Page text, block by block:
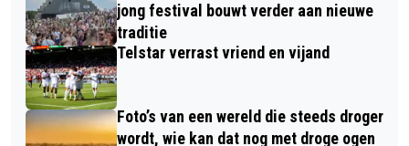
jong festival bouwt verder aan nieuwe
traditie
Telstar verrast vriend en vijand
Foto’s van een wereld die steeds droger
wordt, wie kan dat nog met droge ogen